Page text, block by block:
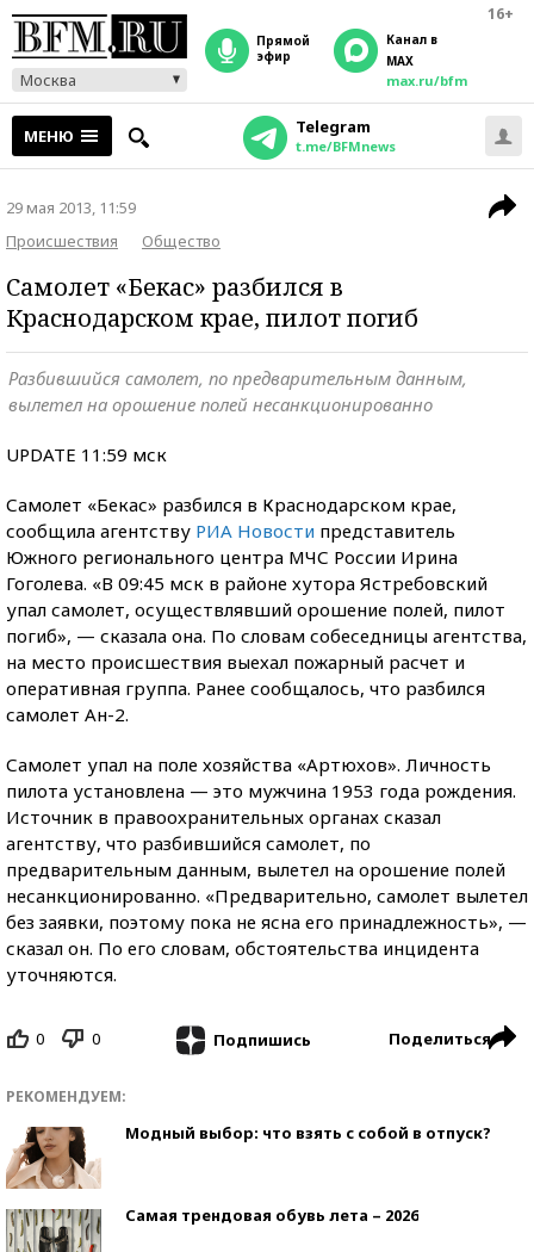
16+
Москва
прямой
эфир
Канал в
MAX
max.ru/bfm
МЕНЮ Telegram
t.me/BFMnews
29 мая 2013, 11:59
Происшествия
Общество
Самолет «Бекас» разбился в
Краснодарском крае, пилот погиб
Разбившийся самолет, по предварительным данным,
вылетел на орошение полей несанкционированно
UPDATE 11:59 мск
Самолет «Бекас» разбился в Краснодарском крае,
сообщила агентству РИА Новости представитель
Южного регионального центра МЧС России Ирина
Гоголева. «В 09:45 мск в районе хутора Ястребовский
упал самолет, осуществлявший орошение полей, пилот
погиб», — сказала она. По словам собеседницы агентства,
на место происшествия выехал пожарный расчет и
оперативная группа. Ранее сообщалось, что разбился
самолет Ан-2.
Самолет упал на поле хозяйства «Артюхов». Личность
пилота установлена — это мужчина 1953 года рождения.
Источник в правоохранительных органах сказал
агентству, что разбившийся самолет, по
предварительным данным, вылетел на орошение полей
несанкционированно. «Предварительно, самолет вылетел
без заявки, поэтому пока не ясна его принадлежность», —
сказал он. По его словам, обстоятельства инцидента
уточняются.
0 0 Подпишись Поделиться
РЕКОМЕНДУЕМ:
Модный выбор: что взять с собой в отпуск?
Самая трендовая обувь лета – 2026